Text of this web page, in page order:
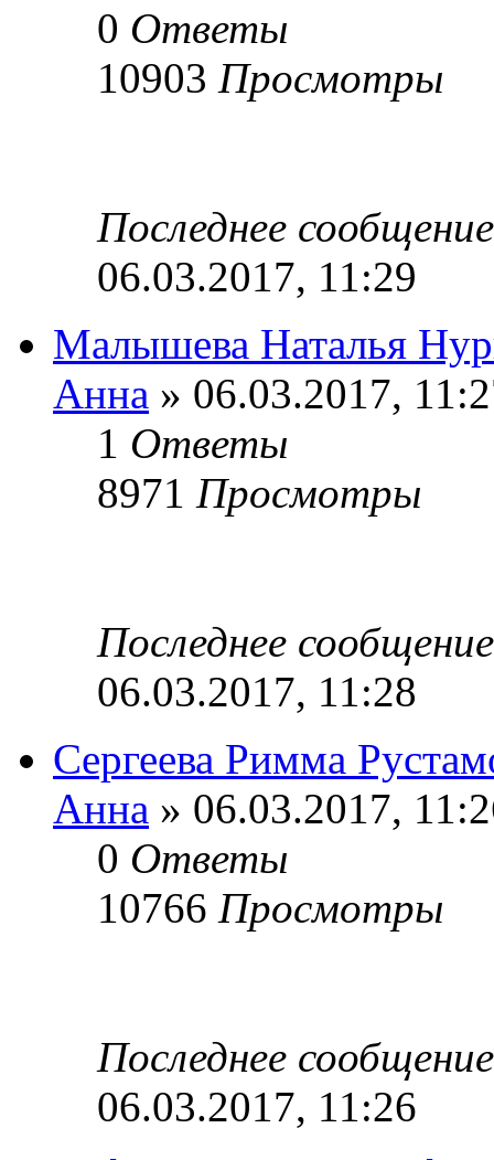
0 Ответы
10903 Просмотры
Последнее
06.03.2017, 11:29
Малышева Наталья
Анна » 06.03.2017,
1 Ответы
8971 Просмотры
Последнее
06.03.2017, 11:28
Сергеева Римма
Анна » 06.03.2017,
0 Ответы
10766 Просмотры
Последнее
06.03.2017, 11:26